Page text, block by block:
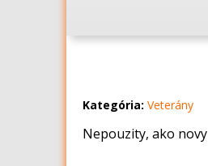
Kategória: Veterány
Nepouzity, ako novy